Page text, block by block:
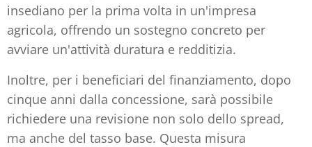
insediano per la prima volta in un'impresa
agricola, offrendo un sostegno concreto per
avviare un'attività duratura e redditizia.
Inoltre, per i beneficiari del finanziamento, dopo
cinque anni dalla concessione, sarà possibile
richiedere una revisione non solo dello spread,
ma anche del tasso base. Questa misura